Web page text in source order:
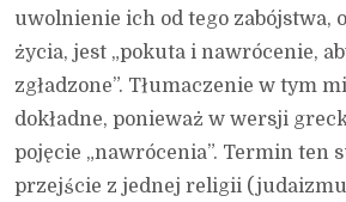
uwolnienie ich od tego zabójstwa,
życia, jest „pokuta i nawrócenie,
zgładzone”. Tłumaczenie w tym
dokładne, ponieważ w wersji
pojęcie „nawrócenia”. Termin ten
przejście z jednej religii